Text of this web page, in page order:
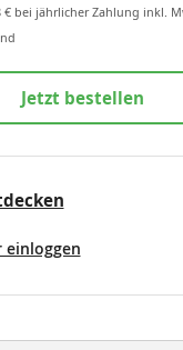
€ bei jährlicher Zahlung inkl.
Jetzt bestellen
einloggen